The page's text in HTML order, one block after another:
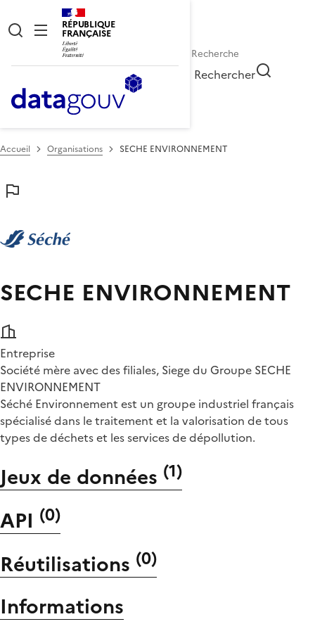
RÉPUBLIQUE
FRANÇAISE
Rechercher
Accueil Organisations SECHE ENVIRONNEMENT
SECHE ENVIRONNEMENT
Entreprise
Société mère avec des filiales, Siege du Groupe SECHE
ENVIRONNEMENT
Séché Environnement est un groupe industriel français
spécialisé dans le traitement et la valorisation de tous
types de déchets et les services de dépollution.
Jeux de données (1)
API (0)
Réutilisations (0)
Informations